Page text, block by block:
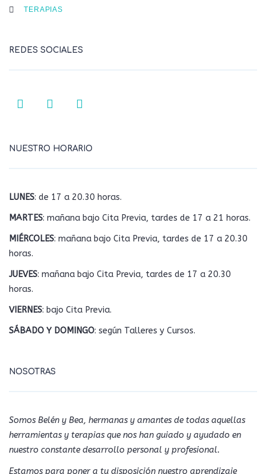
TERAPIAS
REDES SOCIALES
NUESTRO HORARIO
LUNES: de 17 a 20.30 horas.
MARTES: mañana bajo Cita Previa, tardes de 17 a 21 horas.
MIÉRCOLES: mañana bajo Cita Previa, tardes de 17 a 20.30
horas.
JUEVES: mañana bajo Cita Previa, tardes de 17 a 20.30
horas.
VIERNES: bajo Cita Previa.
SÁBADO Y DOMINGO: según Talleres y Cursos.
NOSOTRAS
Somos Belén y Bea, hermanas y amantes de todas aquellas
herramientas y terapias que nos han guiado y ayudado en
nuestro constante desarrollo personal y profesional.
Estamos para poner a tu disposición nuestro aprendizaje